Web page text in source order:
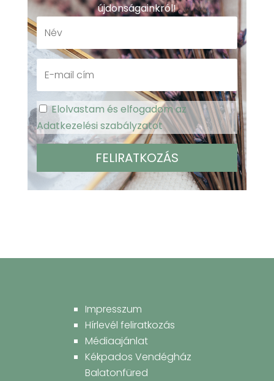
újdonságainkról!
Elolvastam és elfogadom az
Adatkezelési szabályzatot
Impresszum
Hírlevél feliratkozás
Médiaajánlat
Kékpados Vendégház
Balatonfüred